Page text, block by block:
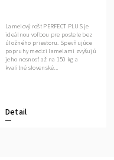
Detail
Lamelový rošt PERFECT PLUS je
ideálnou voľbou pre postele bez
úložného priestoru. Spevňujúce
popruhy medzi lamelami zvyšujú
jeho nosnosť až na 150 kg a
kvalitné slovenské...